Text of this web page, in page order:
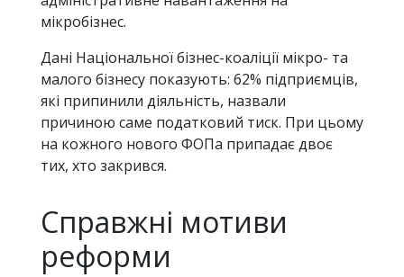
мікробізнес.
Дані Національної бізнес-коаліції мікро- та
малого бізнесу показують: 62% підприємців,
які припинили діяльність, назвали
причиною саме податковий тиск. При цьому
на кожного нового ФОПа припадає двоє
тих, хто закрився.
Справжні мотиви
реформи